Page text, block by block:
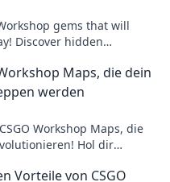
gems that will
Discover hidden
Maps, die dein
werden
Workshop Maps, die
Hol dir
Vorteile von CSGO